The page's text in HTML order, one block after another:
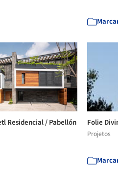
Residencial / Pabellón
Folie
Projetos